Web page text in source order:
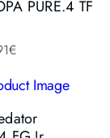
PURE.4 TF
€